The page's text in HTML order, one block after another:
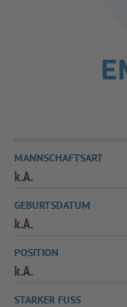
SPIELBETRIEB
AUSBILDUNG &
MANNSCHAFTSART
k.A.
GEBURTSDATUM
k.A.
POSITION
k.A.
STARKER FUSS